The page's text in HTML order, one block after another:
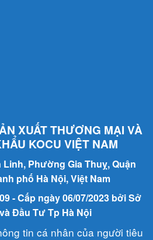
XUẤT THƯƠNG MẠI VÀ
KOCU VIỆT NAM
Linh, Phường Gia Thuỵ, Quận
phố Hà Nội, Việt Nam
- Cấp ngày 06/07/2023 bởi Sở
Đầu Tư Tp Hà Nội
tin cá nhân của người tiêu